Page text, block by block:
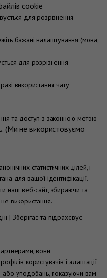
cookie
для розрізнення
бажані налаштування (мова,
для розрізнення
використання чату
та доступ з законною метою
(Ми не використовуємо
статистичних цілей, і
для вашої ідентифікації.
наш веб-сайт, збираючи та
використання.
| Зберігає та підраховує
вони
користувачів і адаптації
або уподобань, показуючи вам